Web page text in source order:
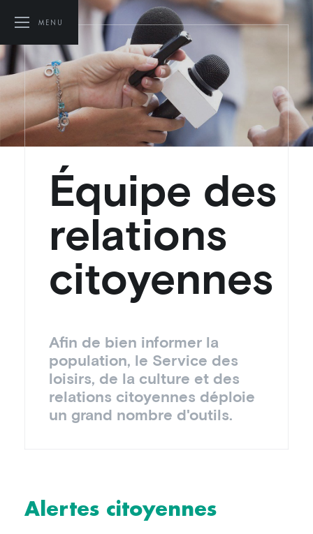
MENU
Équipe des
relations
citoyennes
Afin de bien informer la
population, le Service des
loisirs, de la culture et des
relations citoyennes déploie
un grand nombre d'outils.
Alertes citoyennes